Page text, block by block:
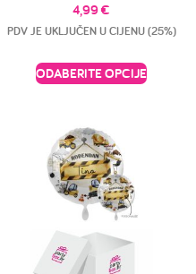
4,99€
PDV JE UKLJUČEN U CIJENU (25%)
ODABERITE OPCIJE